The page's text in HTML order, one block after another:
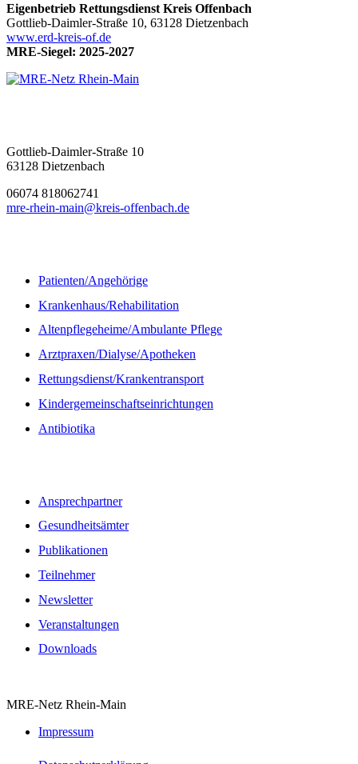
Eigenbetrieb Rettungsdienst Kreis Offenbach
Gottlieb-Daimler-Straße 10, 63128 Dietzenbach
www.erd-kreis-of.de
MRE-Siegel: 2025-2027
Gottlieb-Daimler-Straße 10
63128 Dietzenbach
06074 818062741
mre-rhein-main@kreis-offenbach.de
Patienten/Angehörige
Krankenhaus/Rehabilitation
Altenpflegeheime/Ambulante Pflege
Arztpraxen/Dialyse/Apotheken
Rettungsdienst/Krankentransport
Kindergemeinschaftseinrichtungen
Antibiotika
Ansprechpartner
Gesundheitsämter
Publikationen
Teilnehmer
Newsletter
Veranstaltungen
Downloads
MRE-Netz Rhein-Main
Impressum